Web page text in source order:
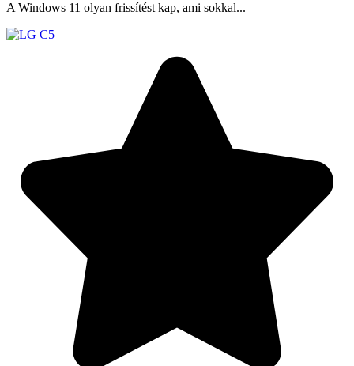
A Windows 11 olyan frissítést kap, ami sokkal...